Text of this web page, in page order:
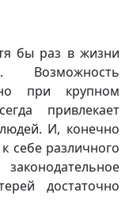
бы раз в жизни
Возможность
при крупном
привлекает
И, конечно
себе различного
достаточно